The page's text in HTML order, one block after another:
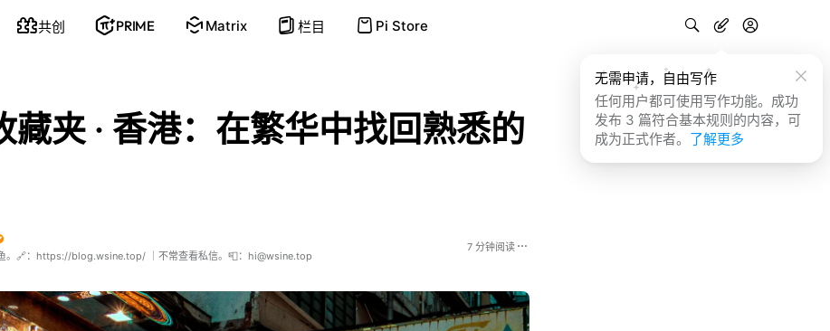
共创 PRIME Matrix 栏目 Pi Store
无需申请，自由写作
任何用户都可使用写作功能。成功
发布 3 篇符合基本规则的内容，可
成为正式作者。 了解更多
藏夹 · 香港：在繁华中找回熟悉的
。🔗：https://blog.wsine.top/ ｜不常查看私信。📮：hi@wsine.top
7 分钟阅读